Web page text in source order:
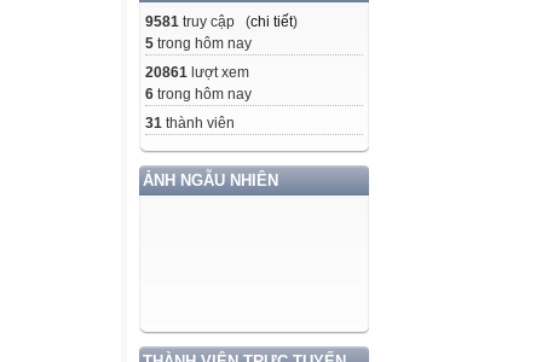
9581 truy cập (chi tiết)
5 trong hôm nay
20861 lượt xem
6 trong hôm nay
31 thành viên
ẢNH NGẪU NHIÊN